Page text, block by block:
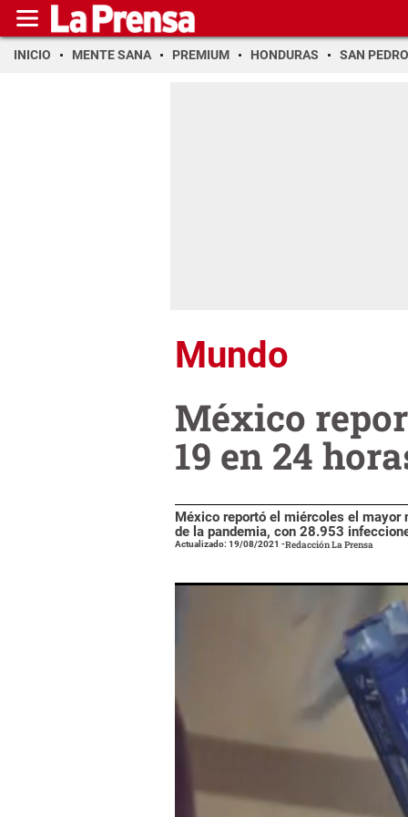
INICIO MENTE SANA PREMIUM HONDURAS SAN PEDRO
Mundo
México
19 en 24
México reportó el miércoles el mayor
de la pandemia, con 28.953
Actualizado: 19/08/2021 -Redacción La Prensa